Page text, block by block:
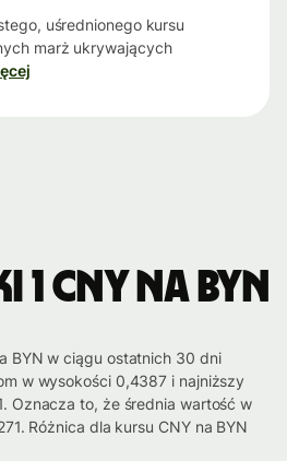
uśrednionego kursu
marż ukrywających
CNY na BYN
BYN w ciągu ostatnich 30 dni
w wysokości 0,4387 i najniższy
Oznacza to, że średnia wartość w
Różnica dla kursu CNY na BYN